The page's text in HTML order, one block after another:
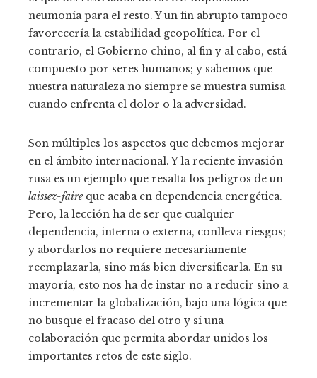
neumonía para el resto. Y un fin abrupto tampoco
favorecería la estabilidad geopolítica. Por el
contrario, el Gobierno chino, al fin y al cabo, está
compuesto por seres humanos; y sabemos que
nuestra naturaleza no siempre se muestra sumisa
cuando enfrenta el dolor o la adversidad.
Son múltiples los aspectos que debemos mejorar
en el ámbito internacional. Y la reciente invasión
rusa es un ejemplo que resalta los peligros de un
laissez-faire que acaba en dependencia energética.
Pero, la lección ha de ser que cualquier
dependencia, interna o externa, conlleva riesgos;
y abordarlos no requiere necesariamente
reemplazarla, sino más bien diversificarla. En su
mayoría, esto nos ha de instar no a reducir sino a
incrementar la globalización, bajo una lógica que
no busque el fracaso del otro y sí una
colaboración que permita abordar unidos los
importantes retos de este siglo.